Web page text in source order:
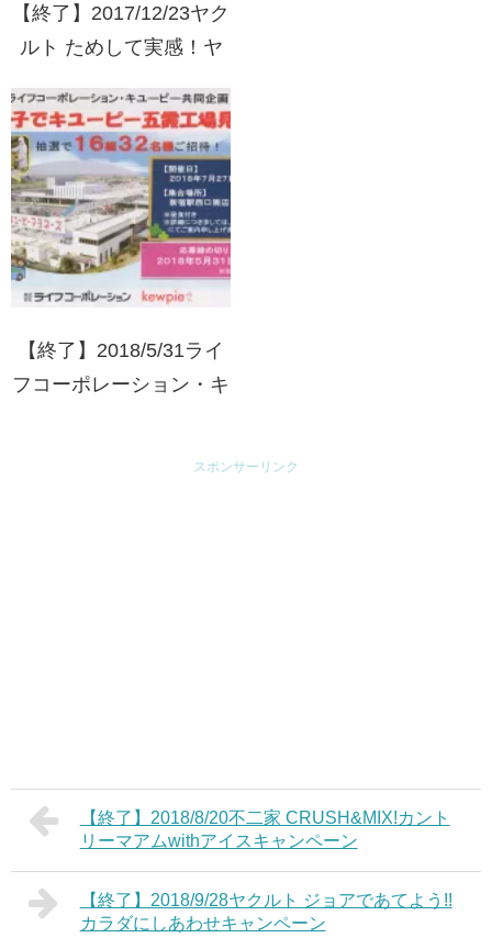
【終了】2017/12/23ヤク
ルト ためして実感！ヤ
【終了】2018/5/31ライ
フコーポレーション・キ
スポンサーリンク
【終了】2018/8/20不二家 CRUSH&MIX!カント
リーマアムwithアイスキャンペーン
【終了】2018/9/28ヤクルト ジョアであてよう!!
カラダにしあわせキャンペーン